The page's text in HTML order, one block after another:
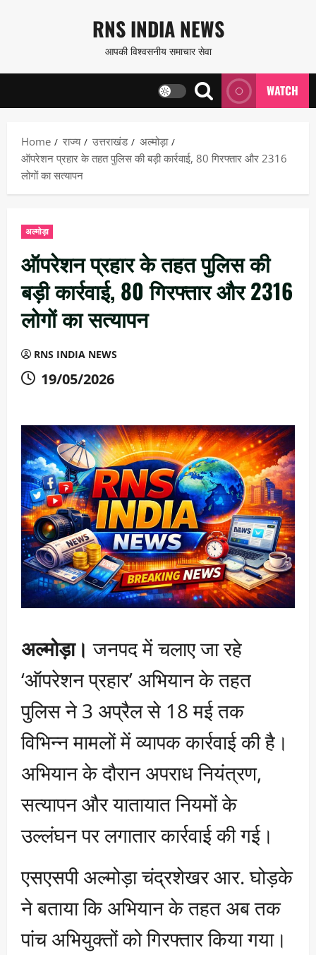
content
RNS INDIA NEWS
आपकी विश्वसनीय समाचार सेवा
WATCH
Home राज्य उत्तराखंड
अल्मोड़ा
ऑपरेशन प्रहार के तहत पुलिस की बड़ी कार्रवाई, 80 गिरफ्तार और 2316
लोगों का सत्यापन
अल्मोड़ा
ऑपरेशन प्रहार के तहत पुलिस की
बड़ी कार्रवाई, 80 गिरफ्तार और 2316
लोगों का सत्यापन
RNS INDIA NEWS
19/05/2026
अल्मोड़ा। जनपद में चलाए जा रहे
‘ऑपरेशन प्रहार’ अभियान के तहत
पुलिस ने 3 अप्रैल से 18 मई तक
विभिन्न मामलों में व्यापक कार्रवाई की है।
अभियान के दौरान अपराध नियंत्रण,
सत्यापन और यातायात नियमों के
उल्लंघन पर लगातार कार्रवाई की गई।
एसएसपी अल्मोड़ा चंद्रशेखर आर. घोड़के
ने बताया कि अभियान के तहत अब तक
पांच अभियुक्तों को गिरफ्तार किया गया।